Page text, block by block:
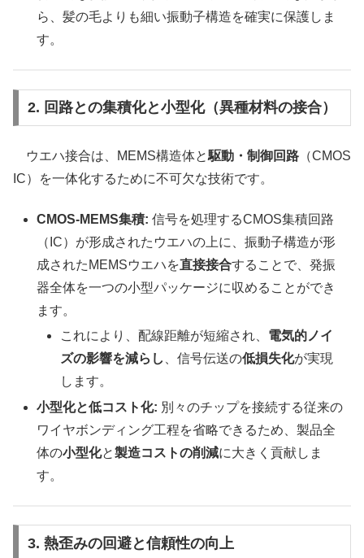
ら、髪の毛よりも細い振動子構造を確実に保護しま
す。
2. 回路との集積化と小型化（異種材料の接合）
ウエハ接合は、MEMS構造体と駆動・制御回路 （CMOS
IC）を一体化するために不可欠な技術です。
CMOS-MEMS集積: 信号を処理するCMOS集積回路
（IC）が形成されたウエハの上に、振動子構造が形
成されたMEMSウエハを直接接合することで、発振
器全体を一つの小型パッケージに収めることができ
ます。
これにより、配線距離が短縮され、 電気的ノイ
ズの影響を減らし 、信号伝送の低損失化が実現
します。
小型化と低コスト化: 別々のチップを接続する従来の
ワイヤボンディング工程を省略できるため、製品全
体の小型化と製造コストの削減に大きく貢献しま
す。
3. 熱歪みの回避と信頼性の向上